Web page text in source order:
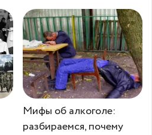
Мифы об алкоголе:
разбираемся, почему